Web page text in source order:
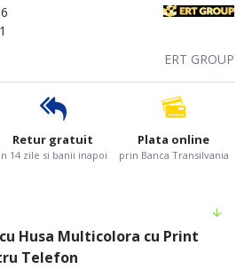
ERT GROUP
Retur gratuit
in 14 zile si banii inapoi
Plata online
prin Banca Transilvania
Husa Multicolora cu Print
Telefon